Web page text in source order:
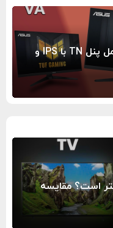
مانیتور TN چیست؟ مقایسه کامل پنل TN با IPS و
است؟ مقایسه